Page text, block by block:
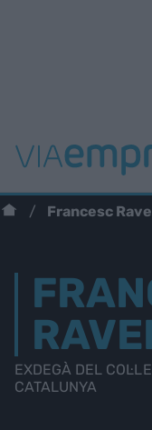
Francesc
EXDEGÀ DEL
CATALUNYA